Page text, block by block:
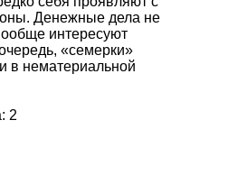
Денежные дела не
интересуют
«семерки»
в нематериальной
2